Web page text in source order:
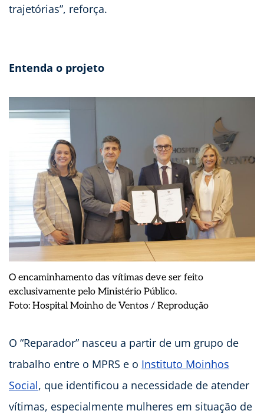
trajetórias”, reforça.
Entenda o projeto
O encaminhamento das vítimas deve ser feito
exclusivamente pelo Ministério Público.
Foto: Hospital Moinho de Ventos / Reprodução
O “Reparador” nasceu a partir de um grupo de
trabalho entre o MPRS e o Instituto Moinhos
Social, que identificou a necessidade de atender
vítimas, especialmente mulheres em situação de